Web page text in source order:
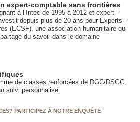
expert-comptable sans frontières
à l’Intec de 1995 à 2012 et expert-
depuis plus de 20 ans pour Experts-
(ECSF), une association humanitaire qui
du savoir dans le domaine
de classes renforcées de DGC/DSGC,
suivi personnalisé.
PARTICIPEZ À NOTRE ENQUÊTE